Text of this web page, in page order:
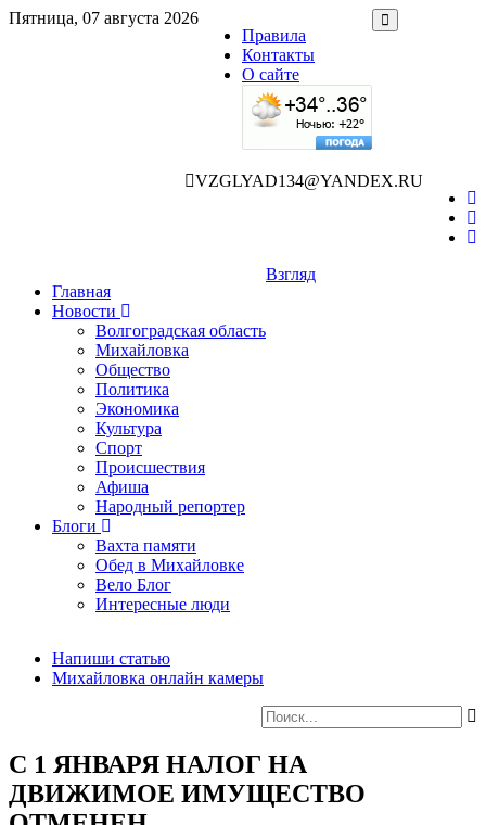
Пятница, 07 августа 2026
Правила
Контакты
О сайте
VZGLYAD134@YANDEX.RU
Главная
Новости
Волгоградская область
Михайловка
Общество
Политика
Экономика
Культура
Спорт
Происшествия
Афиша
Народный репортер
Блоги
Вахта памяти
Обед в Михайловке
Вело Блог
Интересные люди
Взгляд
Напиши статью
Михайловка онлайн камеры
С 1 ЯНВАРЯ НАЛОГ НА
ДВИЖИМОЕ ИМУЩЕСТВО